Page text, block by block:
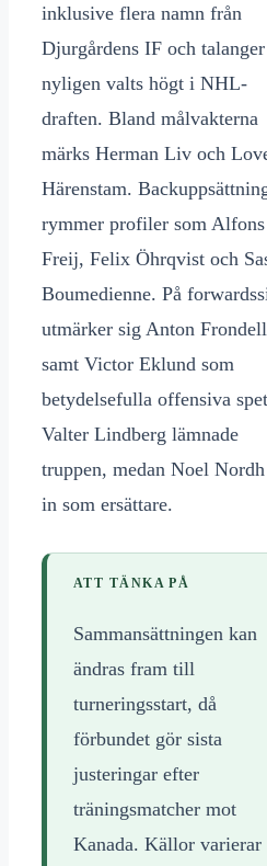
inklusive flera namn från
Djurgårdens IF och
nyligen valts högt i NHL-
draften. Bland målvakterna
märks Herman Liv och
Härenstam.
rymmer profiler som Alfons
Freij, Felix Öhrqvist och
Boumedienne. På
utmärker sig Anton Frondell
samt Victor Eklund som
betydelsefulla offensiva
Valter Lindberg lämnade
truppen, medan Noel
in som ersättare.
ATT TÄNKA PÅ
Sammansättningen kan
ändras fram till
turneringsstart, då
förbundet gör sista
justeringar efter
träningsmatcher mot
Kanada. Källor varierar